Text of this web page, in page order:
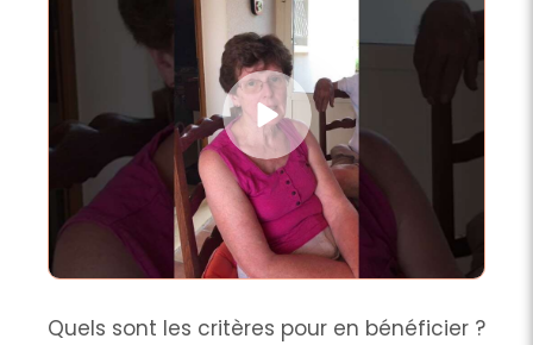
Quels sont les critères pour en bénéficier ?